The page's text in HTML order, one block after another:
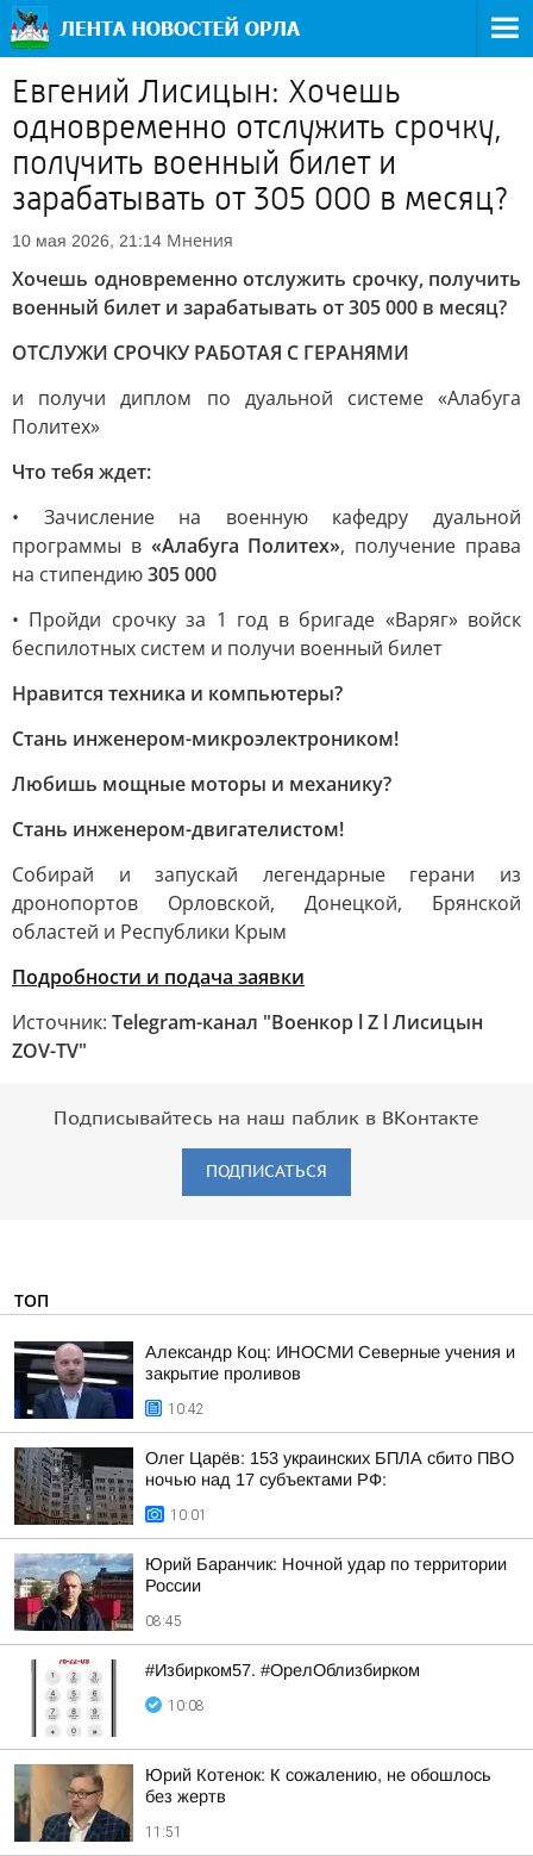
Евгений Лисицын: Хочешь
одновременно отслужить срочку,
получить военный билет и
зарабатывать от 305 000 в месяц?
10 мая 2026, 21:14 Мнения
Хочешь одновременно отслужить срочку, получить
военный билет и зарабатывать от 305 000 в месяц?
ОТСЛУЖИ СРОЧКУ РАБОТАЯ С ГЕРАНЯМИ
и получи диплом по дуальной системе «Алабуга
Политех»
Что тебя ждет:
• Зачисление на военную кафедру дуальной
программы в «Алабуга Политех», получение права
на стипендию305 000
• Пройди срочку за 1 год в бригаде «Варяг» войск
беспилотных систем и получи военный билет
Нравится техника и компьютеры?
Стань инженером-микроэлектроником!
Любишь мощные моторы и механику?
Стань инженером-двигателистом!
Собирай и запускай легендарные герани из
дронопортов Орловской, Донецкой, Брянской
областей и Республики Крым
Подробности и подача заявки
Источник: Telegram-канал "Военкор l Z l Лисицын
ZOV-TV"
Подписывайтесь на наш паблик в ВКонтакте
ПОДПИСАТЬСЯ
ТОП
Александр Коц: ИНОСМИ Северные учения и
закрытие проливов
10:42
Олег Царёв: 153 украинских БПЛА сбито ПВО
ночью над 17 субъектами РФ:
10:01
Юрий Баранчик: Ночной удар по территории
России
08:45
#Избирком57. #ОрелОблизбирком
10:08
Юрий Котенок: К сожалению, не обошлось
без жертв
11:51